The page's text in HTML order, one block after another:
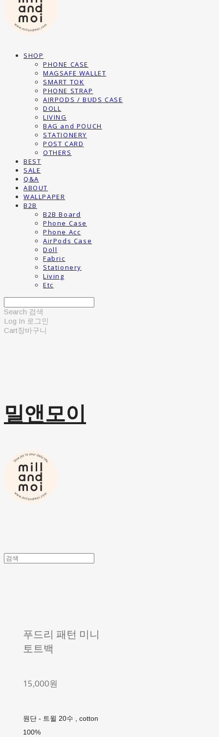
SHOP
PHONE CASE
MAGSAFE WALLET
SMART TOK
PHONE STRAP
AIRPODS / BUDS CASE
DOLL
LIVING
BAG and POUCH
STATIONERY
POST CARD
OTHERS
BEST
SALE
Q&A
ABOUT
WALLPAPER
B2B
B2B Board
Phone Case
Phone Acc
AirPods Case
Doll
Fabric
Stationery
Living
Etc
Search 검색
Log In 로그인
Cart장바구니
밀앤모이
푸드리 패턴 미니
토트백
15,000원
원단 - 트윌 20수 , cotton
100%